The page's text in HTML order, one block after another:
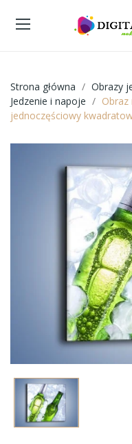
Strona główna Obrazy
Jedzenie i napoje
Obraz
jednoczęściowy